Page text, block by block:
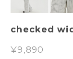
checked
¥9,890